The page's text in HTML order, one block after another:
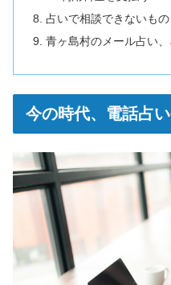
占いで相談できないもの
青ヶ島村のメール占い
今の時代、電話占